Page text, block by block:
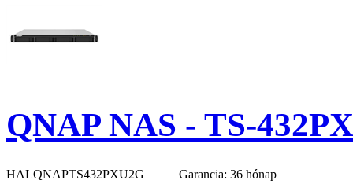
QNAP NAS - TS-
HALQNAPTS432PXU2G Garancia: 36 hónap